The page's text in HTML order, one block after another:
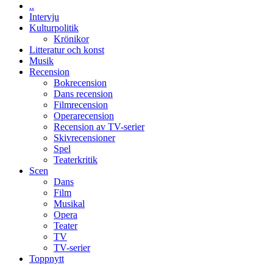
..
Intervju
Kulturpolitik
Krönikor
Litteratur och konst
Musik
Recension
Bokrecension
Dans recension
Filmrecension
Operarecension
Recension av TV-serier
Skivrecensioner
Spel
Teaterkritik
Scen
Dans
Film
Musikal
Opera
Teater
TV
TV-serier
Toppnytt